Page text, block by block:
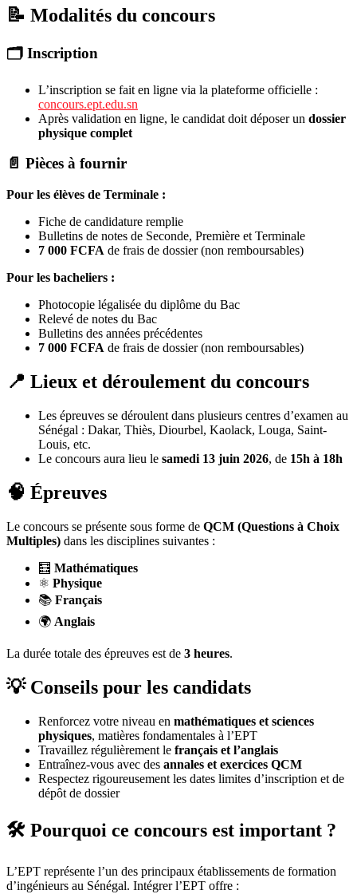
📝 Modalités du concours
🗂️ Inscription
L’inscription se fait en ligne via la plateforme officielle :
concours.ept.edu.sn
Après validation en ligne, le candidat doit déposer un dossier
physique complet
📄 Pièces à fournir
Pour les élèves de Terminale :
Fiche de candidature remplie
Bulletins de notes de Seconde, Première et Terminale
7 000 FCFA de frais de dossier (non remboursables)
Pour les bacheliers :
Photocopie légalisée du diplôme du Bac
Relevé de notes du Bac
Bulletins des années précédentes
7 000 FCFA de frais de dossier (non remboursables)
📍 Lieux et déroulement du concours
Les épreuves se déroulent dans plusieurs centres d’examen au
Sénégal : Dakar, Thiès, Diourbel, Kaolack, Louga, Saint-
Louis, etc.
Le concours aura lieu le samedi 13 juin 2026, de 15h à 18h
🧠 Épreuves
Le concours se présente sous forme de QCM (Questions à Choix
Multiples) dans les disciplines suivantes :
🧮 Mathématiques
⚛️ Physique
📚 Français
🌍 Anglais
La durée totale des épreuves est de 3 heures.
💡 Conseils pour les candidats
Renforcez votre niveau en mathématiques et sciences
physiques, matières fondamentales à l’EPT
Travaillez régulièrement le français et l’anglais
Entraînez-vous avec des annales et exercices QCM
Respectez rigoureusement les dates limites d’inscription et de
dépôt de dossier
🛠️ Pourquoi ce concours est important ?
L’EPT représente l’un des principaux établissements de formation
d’ingénieurs au Sénégal. Intégrer l’EPT offre :